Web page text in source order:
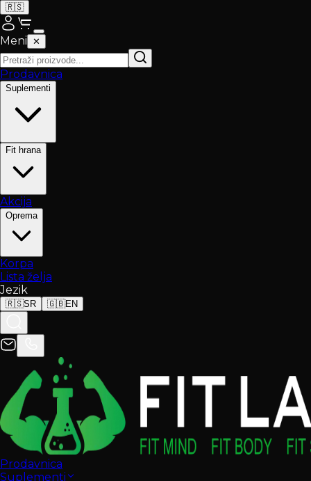
🇷🇸
Meni ✕
Prodavnica
Suplementi
Fit hrana
Akcija
Oprema
Korpa
Lista želja
Jezik
🇷🇸SR 🇬🇧EN
Prodavnica
Suplementi